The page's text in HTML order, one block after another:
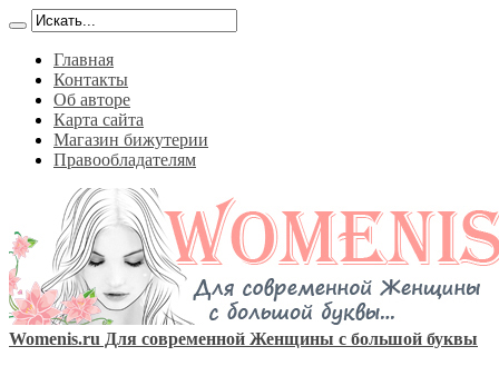
Главная
Контакты
Об авторе
Карта сайта
Магазин бижутерии
Правообладателям
Womenis.ru Для современной Женщины с большой буквы